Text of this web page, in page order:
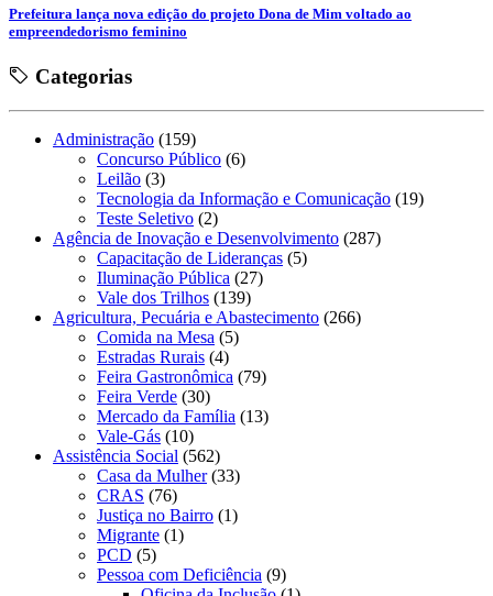
Prefeitura lança nova edição do projeto Dona de Mim voltado ao
empreendedorismo feminino
Categorias
Administração (159)
Concurso Público (6)
Leilão (3)
Tecnologia da Informação e Comunicação (19)
Teste Seletivo (2)
Agência de Inovação e Desenvolvimento (287)
Capacitação de Lideranças (5)
Iluminação Pública (27)
Vale dos Trilhos (139)
Agricultura, Pecuária e Abastecimento (266)
Comida na Mesa (5)
Estradas Rurais (4)
Feira Gastronômica (79)
Feira Verde (30)
Mercado da Família (13)
Vale-Gás (10)
Assistência Social (562)
Casa da Mulher(33)
CRAS (76)
Justiça no Bairro (1)
Migrante (1)
PCD (5)
Pessoa com Deficiência (9)